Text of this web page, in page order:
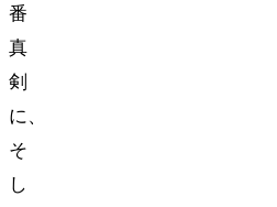
番
真
剣
に、
そ
し